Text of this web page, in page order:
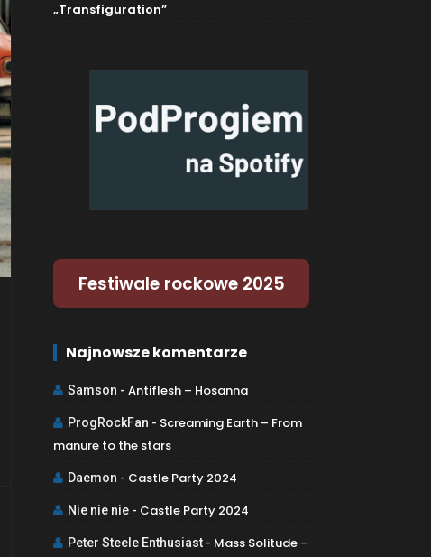
„Transfiguration”
Festiwale rockowe 2025
Najnowsze komentarze
Samson -Antiflesh – Hosanna
ProgRockFan - Screaming Earth – From
manure to the stars
Daemon - Castle Party 2024
Nie nie nie - Castle Party 2024
Peter Steele Enthusiast - Mass Solitude –